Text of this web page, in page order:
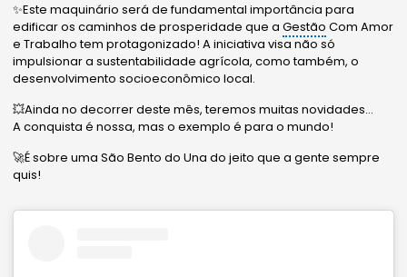
✨Este maquinário será de fundamental importância para
edificar os caminhos de prosperidade que aGestão Com Amor
e Trabalho tem protagonizado! A iniciativa visa não só
impulsionar a sustentabilidade agrícola, como também, o
desenvolvimento socioeconômico local.
💥Ainda no decorrer deste mês, teremos muitas novidades…
A conquista é nossa, mas o exemplo é para o mundo!
🚀É sobre uma São Bento do Una do jeito que a gente sempre
quis!